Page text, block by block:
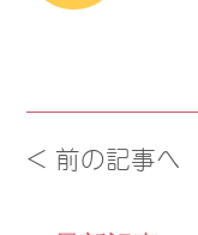
< 前の記事へ